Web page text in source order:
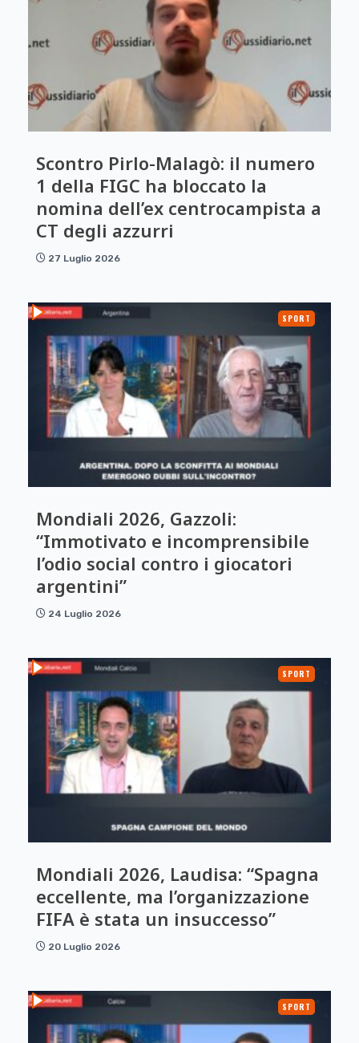
Scontro Pirlo-Malagò: il numero
1 della FIGC ha bloccato la
nomina dell’ex centrocampista a
CT degli azzurri
27 Luglio 2026
SPORT
Mondiali 2026, Gazzoli:
“Immotivato e incomprensibile
l’odio social contro i giocatori
argentini”
24 Luglio 2026
SPORT
Mondiali 2026, Laudisa: “Spagna
eccellente, ma l’organizzazione
FIFA è stata un insuccesso”
20 Luglio 2026
SPORT